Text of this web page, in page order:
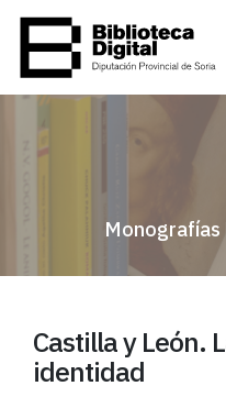
Castilla y León.
identidad